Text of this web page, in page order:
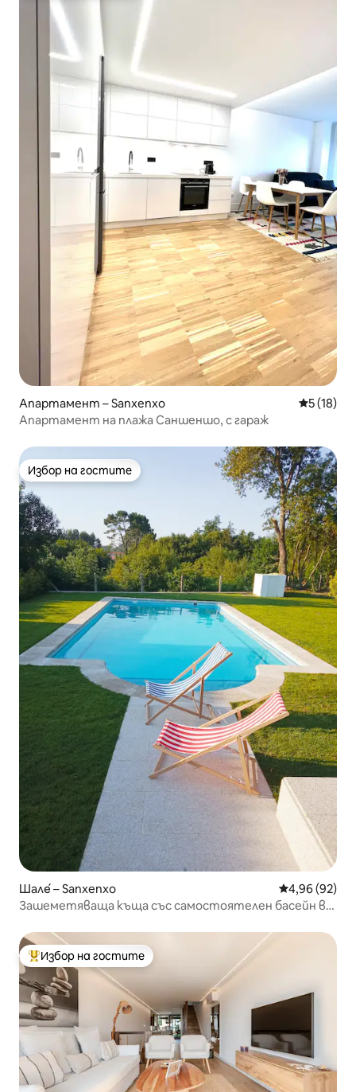
Апартамент – Sanxenxo Средна
5 (18)
Апартамент на плажа Саншеншо, с гараж
Избор на гостите
Избор на гостите
Шале́ – Sanxenxo Средна
4,96 (92)
Зашеметяваща къща със самостоятелен басейн в
Най-популярен избор на гостите
Избор на гостите